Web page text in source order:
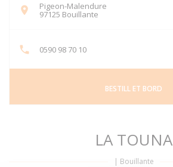
Pigeon-Malendure
97125 Bouillante
0590 98 70 10
BESTILL ET BORD
LA TOUNA
| Bouillante